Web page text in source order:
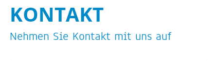
KON­TAKT
Neh­men Sie Kon­takt mit uns auf